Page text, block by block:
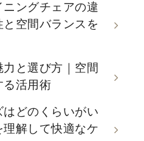
ングチェアの違
空間バランスを
と選び方｜空間
る活用術
どのくらいがい
解して快適なケ